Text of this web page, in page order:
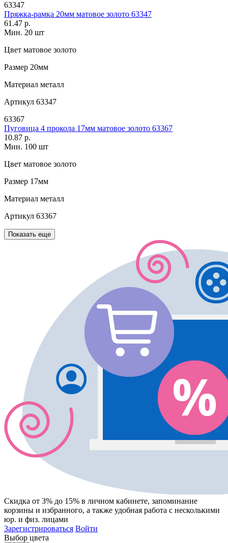
63347
Пряжка-рамка 20мм матовое золото 63347
61.47 р.
Мин. 20 шт
Цвет матовое золото
Размер 20мм
Материал металл
Артикул 63347
63367
Пуговица 4 прокола 17мм матовое золото 63367
10.87 р.
Мин. 100 шт
Цвет матовое золото
Размер 17мм
Материал металл
Артикул 63367
Показать еще
Скидка от 3% до 15% в личном кабинете, запоминание
корзины и избранного, а также удобная работа с несколькими
юр. и физ. лицами
Зарегистрироваться Войти
Выбор цвета